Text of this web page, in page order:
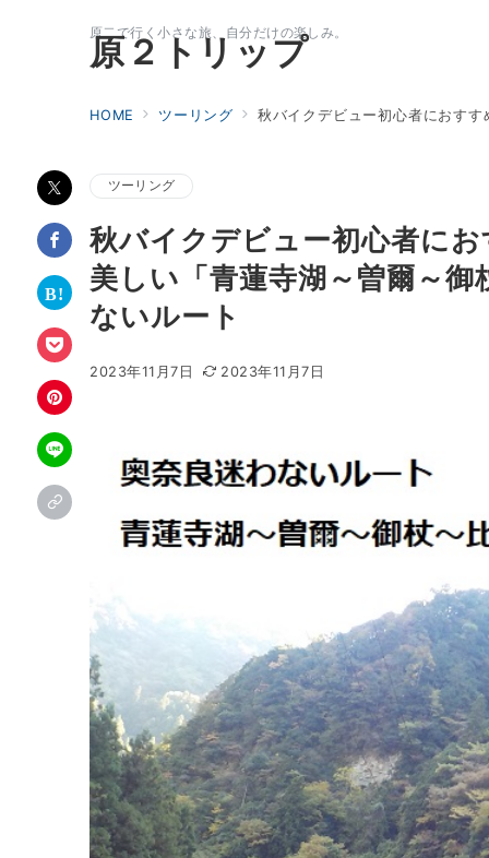
原二で行く小さな旅、自分だけの楽しみ。
原２トリップ
HOME ツーリング 秋バイクデビュー初心者におす
ツーリング
秋バイクデビュー初心者に
美しい「青蓮寺湖～曽爾～
ないルート
2023年11月7日 2023年11月7日